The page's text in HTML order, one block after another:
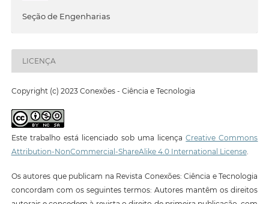
Seção de Engenharias
LICENÇA
Copyright (c) 2023 Conexões - Ciência e Tecnologia
Este trabalho está licenciado sob uma licençaCreative Commons
Attribution-NonCommercial-ShareAlike 4.0 International License.
Os autores que publicam na Revista Conexões: Ciência e Tecnologia
concordam com os seguintes termos: Autores mantêm os direitos